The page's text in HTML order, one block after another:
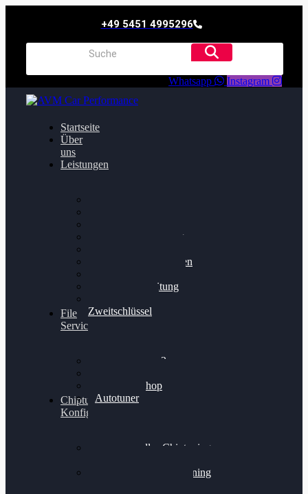
+49 5451 4995296
Whatsapp Instagram
Startseite
Über
uns
Leistungen
Getriebeoptimierung
Bremsscheiben planen
Felgenaufbereitung
Zweitschlüssel
File
Service
Alientech Kess3
Alientech Shop
Autotuner
Chiptuning
Konfigurator
Professionelles Chiptuning
Professionelles Chiptuning